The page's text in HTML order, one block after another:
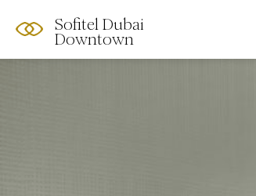
Sofitel Dubai
Downtown